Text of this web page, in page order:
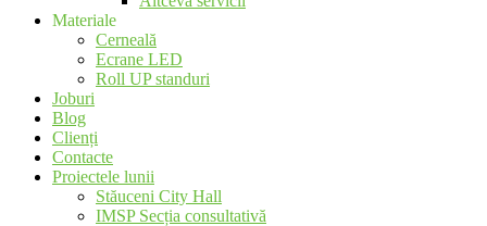
Materiale
Cerneală
Ecrane LED
Roll UP standuri
Joburi
Blog
Clienți
Contacte
Proiectele lunii
Stăuceni City Hall
IMSP Secția consultativă